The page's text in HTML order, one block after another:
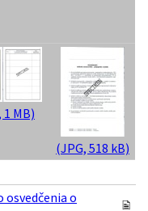
1 MB)
(JPG, 518 kB)
o